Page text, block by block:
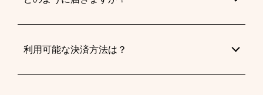
利用可能な決済方法は？